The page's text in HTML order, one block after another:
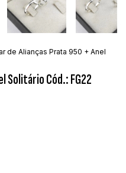
de Alianças Prata 950 + Anel
Solitário Cód.: FG22